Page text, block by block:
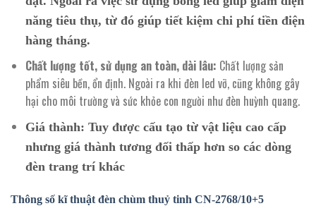
năng tiêu thụ, từ đó giúp tiết kiệm chi phí tiền điện
hàng tháng.
Chất lượng tốt, sử dụng an toàn, dài lâu: Chất lượng sản
phẩm siêu bền, ổn định. Ngoài ra khi đèn led vỡ, cũng không gây
hại cho môi trường và sức khỏe con người như đèn huỳnh quang.
Giá thành: Tuy được cấu tạo từ vật liệu cao cấp
nhưng giá thành tương đối thấp hơn so các dòng
đèn trang trí khác
Thông số kĩ thuật đèn chùm thuỷ tinh CN-2768/10+5